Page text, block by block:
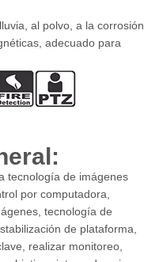
al polvo, a la corrosión
adecuado para
tecnología de imágenes
por computadora,
tecnología de
de plataforma,
realizar monitoreo,